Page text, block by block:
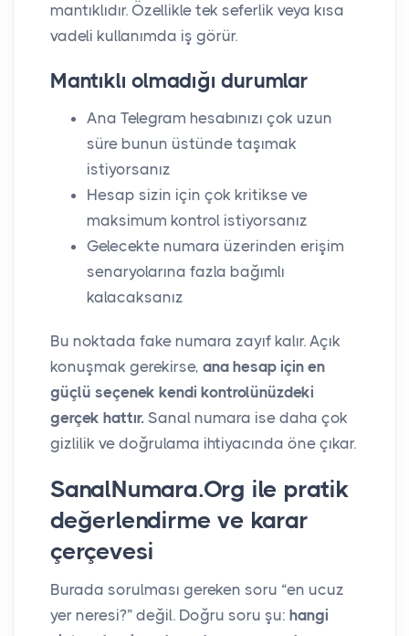
mantıklıdır. Özellikle tek seferlik veya kısa
vadeli kullanımda iş görür.
Mantıklı olmadığı durumlar
Ana Telegram hesabınızı çok uzun
süre bunun üstünde taşımak
istiyorsanız
Hesap sizin için çok kritikse ve
maksimum kontrol istiyorsanız
Gelecekte numara üzerinden erişim
senaryolarına fazla bağımlı
kalacaksanız
Bu noktada fake numara zayıf kalır. Açık
konuşmak gerekirse, ana hesap için en
güçlü seçenek kendi kontrolünüzdeki
gerçek hattır. Sanal numara ise daha çok
gizlilik ve doğrulama ihtiyacında öne çıkar.
SanalNumara.Org ile pratik
değerlendirme ve karar
çerçevesi
Burada sorulması gereken soru “en ucuz
yer neresi?” değil. Doğru soru şu: hangi